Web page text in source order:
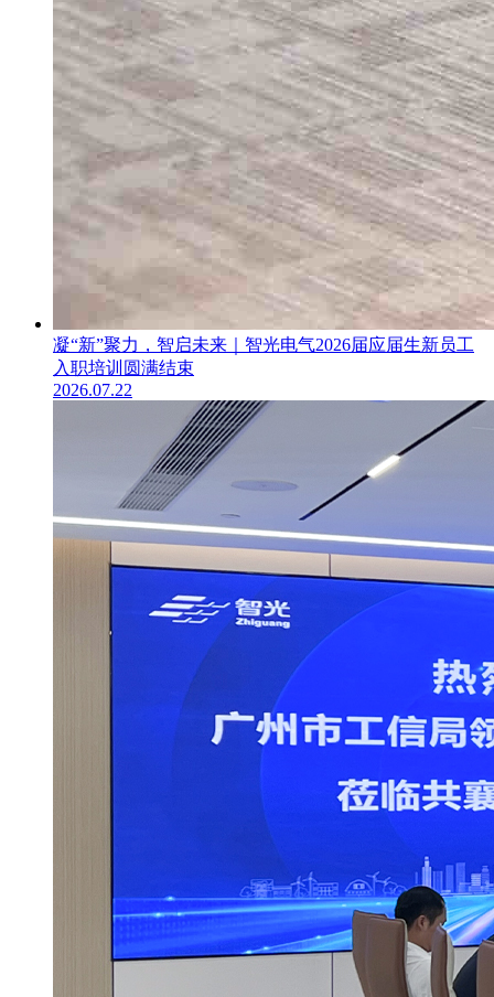
凝“新”聚力，智启未来｜智光电气2026届应届生新员工
入职培训圆满结束
2026.07.22